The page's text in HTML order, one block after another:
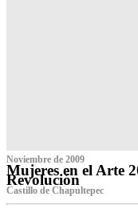
Noviembre de 2009
Mujeres en el Arte
Revolución
Castillo de Chapultepec